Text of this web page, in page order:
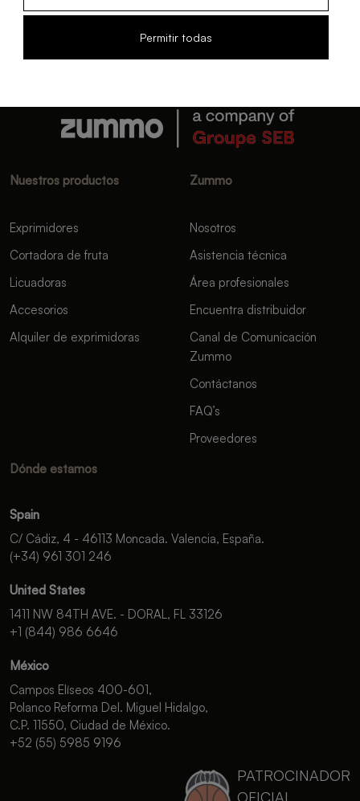
Nuestros productos
Exprimidores
Cortadora de fruta
Licuadoras
Accesorios
Alquiler de exprimidoras
Zummo
Nosotros
Asistencia técnica
Área profesionales
Encuentra distribuidor
Canal de Comunicación
Zummo
Contáctanos
FAQ’s
Proveedores
Dónde estamos
Spain
C/ Cádiz, 4 - 46113 Moncada. Valencia, España.
(+34) 961 301 246
United States
1411 NW 84TH AVE. - DORAL, FL 33126
+1 (844) 986 6646
México
Campos Elíseos 400-601,
Polanco Reforma Del. Miguel Hidalgo,
C.P. 11550, Ciudad de México.
+52 (55) 5985 9196
PATROCINADOR
OFICIAL
Permitir todas